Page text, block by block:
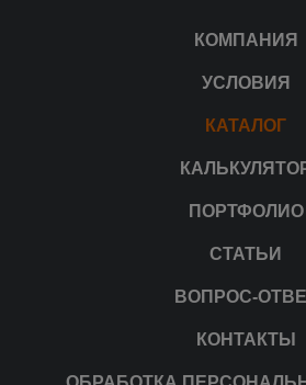
КОМПАНИЯ
УСЛОВИЯ
КАТАЛОГ
ПОРТФОЛИО
СТАТЬИ
ВОПРОС-
КОНТАКТЫ